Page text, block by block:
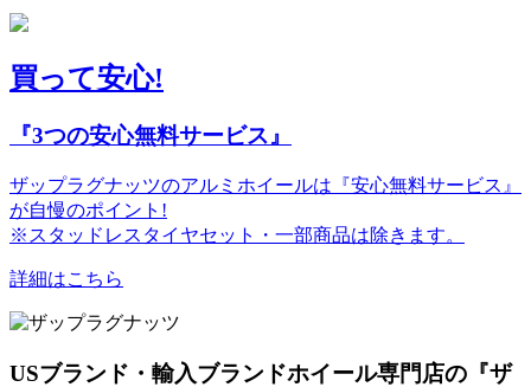
買って安心!
『3つの安心無料サービス』
ザップラグナッツのアルミホイールは『安心無料サービス』
が自慢のポイント!
※スタッドレスタイヤセット・一部商品は除きます。
詳細はこちら
USブランド・輸入ブランドホイール専門店の『ザ